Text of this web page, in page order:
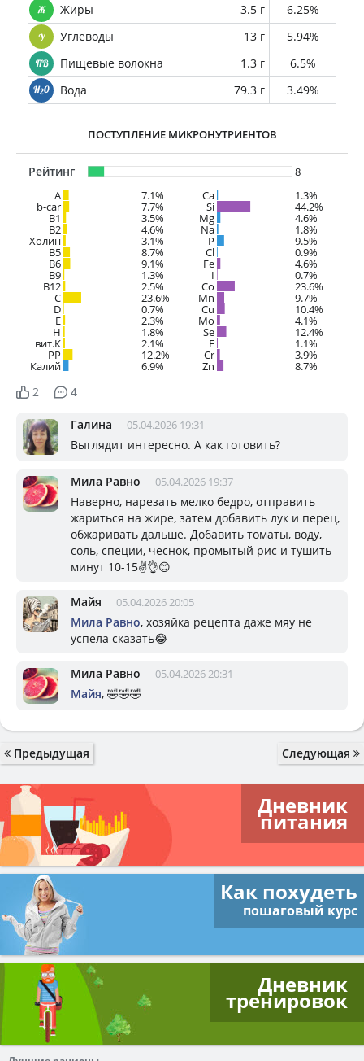
Жиры
3.5 г
6.25%
Углеводы
13 г
5.94%
Пищевые волокна
1.3 г
6.5%
Вода
79.3 г 3.49%
ПОСТУПЛЕНИЕ МИКРОНУТРИЕНТОВ
Рейтинг
8
A
7.1%
b-car 7.7%
В1 3.5%
B2 4.6%
Холин 3.1%
B5 8.7%
B6 9.1%
B9 1.3%
B12 2.5%
C 23.6%
D 0.7%
E 2.3%
H 1.8%
вит.К 2.1%
PP 12.2%
Калий 6.9%
Ca 1.3%
Si 44.2%
Mg 4.6%
Na 1.8%
P 9.5%
Cl 0.9%
Fe 4.6%
I 0.7%
Co 23.6%
Mn 9.7%
Cu 10.4%
Mo 4.1%
Se 12.4%
F 1.1%
Cr 3.9%
Zn 8.7%
2 4
Галина 05.04.2026 19:31
Выглядит интересно. А как готовить?
Мила Равно 05.04.2026 19:37
Наверно, нарезать мелко бедро, отправить
жариться на жире, затем добавить лук и перец,
обжаривать дальше. Добавить томаты, воду,
соль, специи, чеснок, промытый рис и тушить
минут 10-15✌️👌😊
Майя 05.04.2026 20:05
Мила Равно, хозяйка рецепта даже мяу не
успела сказать😂
Мила Равно 05.04.2026 20:31
Майя, 🤣🤣🤣
Предыдущая Следующая
Дневник
питания
Как похудеть
пошаговый курс
Дневник
тренировок